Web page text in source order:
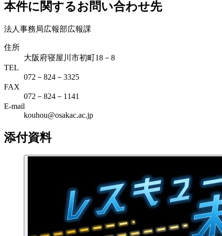
本件に関するお問い合わせ先
法人事務局広報部広報課
住所
大阪府寝屋川市初町18－8
TEL
072－824－3325
FAX
072－824－1141
E-mail
kouhou@osakac.ac.jp
添付資料